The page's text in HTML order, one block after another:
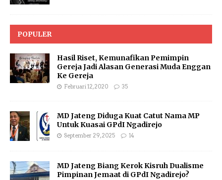
POPULER
Hasil Riset, Kemunafikan Pemimpin
Gereja Jadi Alasan Generasi Muda Enggan
Ke Gereja
Februari 12, 2020 35
MD Jateng Diduga Kuat Catut Nama MP
Untuk Kuasai GPdI Ngadirejo
September 29, 2025 14
MD Jateng Biang Kerok Kisruh Dualisme
Pimpinan Jemaat di GPdI Ngadirejo?